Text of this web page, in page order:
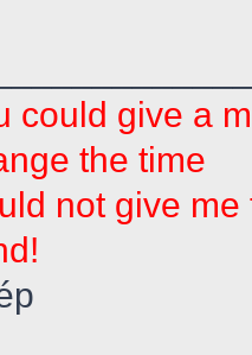
could give a
the time
not give